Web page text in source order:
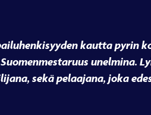
kautta pyrin
unelmina.
sekä pelaajana, joka